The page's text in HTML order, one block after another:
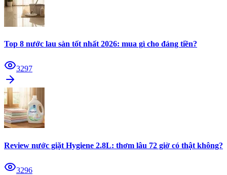
Top 8 nước lau sàn tốt nhất 2026: mua gì cho đáng tiền?
3297
Review nước giặt Hygiene 2.8L: thơm lâu 72 giờ có thật không?
3296